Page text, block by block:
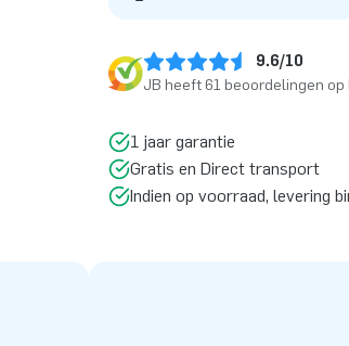
9.6/10
JB heeft 61 beoordelingen op
1 jaar garantie
Gratis en Direct transport
Indien op voorraad, levering